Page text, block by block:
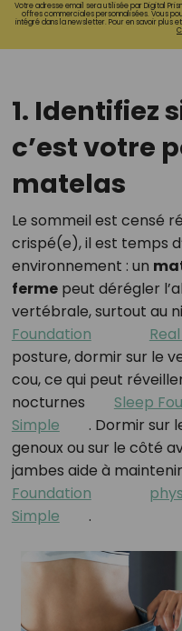
Votre adresse email sera utilisée par Digital
offres commerciales personnalisées. Vous
intégré dans la newsletter. Pour en savoir plus
1. Identifiez
c’est votre
matelas
Le sommeil est censé
crispé(e), il est temps
environnement : un
fermepeut dérégler
vertébrale, surtout au
Foundation
posture, dormir sur le
cou, ce qui peut
nocturnes
Sleep
Simple
. Dormir sur
genoux ou sur le côté
jambes aide à
Foundation
Simple
.